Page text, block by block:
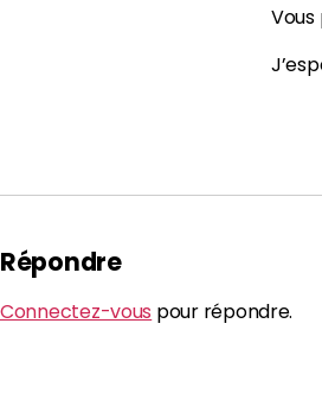
Répondre
Connectez-vous pour répondre.